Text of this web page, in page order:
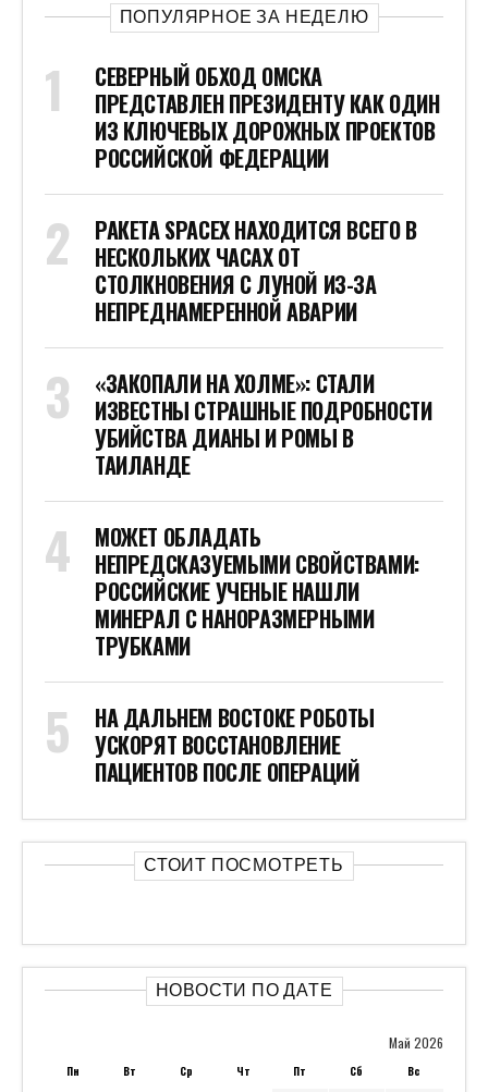
ПОПУЛЯРНОЕ ЗА НЕДЕЛЮ
СЕВЕРНЫЙ ОБХОД ОМСКА
ПРЕДСТАВЛЕН ПРЕЗИДЕНТУ КАК ОДИН
ИЗ КЛЮЧЕВЫХ ДОРОЖНЫХ ПРОЕКТОВ
РОССИЙСКОЙ ФЕДЕРАЦИИ
РАКЕТА SPACEX НАХОДИТСЯ ВСЕГО В
НЕСКОЛЬКИХ ЧАСАХ ОТ
СТОЛКНОВЕНИЯ С ЛУНОЙ ИЗ-ЗА
НЕПРЕДНАМЕРЕННОЙ АВАРИИ
«ЗАКОПАЛИ НА ХОЛМЕ»: СТАЛИ
ИЗВЕСТНЫ СТРАШНЫЕ ПОДРОБНОСТИ
УБИЙСТВА ДИАНЫ И РОМЫ В
ТАИЛАНДЕ
МОЖЕТ ОБЛАДАТЬ
НЕПРЕДСКАЗУЕМЫМИ СВОЙСТВАМИ:
РОССИЙСКИЕ УЧЕНЫЕ НАШЛИ
МИНЕРАЛ С НАНОРАЗМЕРНЫМИ
ТРУБКАМИ
НА ДАЛЬНЕМ ВОСТОКЕ РОБОТЫ
УСКОРЯТ ВОССТАНОВЛЕНИЕ
ПАЦИЕНТОВ ПОСЛЕ ОПЕРАЦИЙ
СТОИТ ПОСМОТРЕТЬ
НОВОСТИ ПО ДАТЕ
Май 2026
Пн Вт Ср Чт Пт Сб Вс